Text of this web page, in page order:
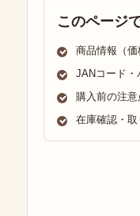
このページ
商品情報（価
JANコード・
購入前の注
在庫確認・取